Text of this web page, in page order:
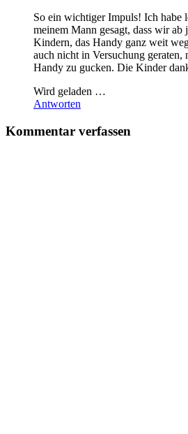
So ein wichtiger Impuls! Ich habe
meinem Mann gesagt, dass wir ab
Kindern, das Handy ganz weit
auch nicht in Versuchung geraten,
Handy zu gucken. Die Kinder
Wird geladen …
Antworten
Kommentar verfassen